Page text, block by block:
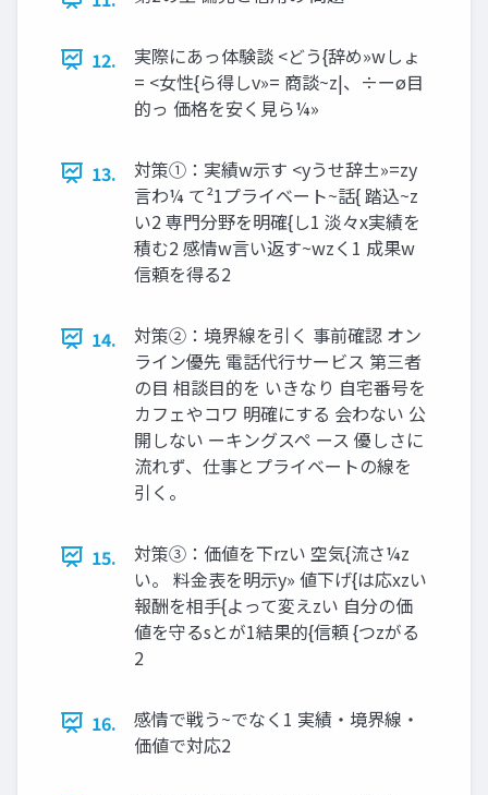
12.
実際にあっ体験談 <どう{辞め»wしょ
= <⼥性{ら得しv»= 商談~z|、÷ーø⽬
的っ 価格を安く⾒ら¼»
13.
対策①：実績w⽰す <yうせ辞±»=zy
⾔わ¼ て²1プライベート~話{ 踏込~z
い2 専⾨分野を明確{し1 淡々x実績を
積む2 感情w⾔い返す~wzく1 成果w
信頼を得る2
14.
対策②：境界線を引く 事前確認 オン
ライン優先 電話代行サービス 第三者
の目 相談目的を いきなり 自宅番号を
カフェやコワ 明確にする 会わない 公
開しない ーキングスペ ース 優しさに
流れず、仕事とプライベートの線を
引く。
15.
対策③：価値を下rzい 空気{流さ¼z
い。 料⾦表を明⽰y» 値下げ{は応xzい
報酬を相⼿{よって変えzい ⾃分の価
値を守るsとが1結果的{信頼 {つzがる
2
16.
感情で戦う~でなく1 実績‧境界線‧
価値で対応2